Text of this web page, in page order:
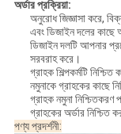
অর্ডার প্রক্রিয়া:
অনুরোধ জিজ্ঞাসা করে,
এবং ডিজাইন দলের কাছে
ডিজাইন দলটি আপনার
সরবরাহ করে।
গ্রাহক শিল্পকর্মটি
নমুনাকে গ্রাহকের কাছে
গ্রাহক নমুনা নিশ্চিতকরণ
গ্রাহকের অর্ডার নিশ্চিত
পণ্য প্রদর্শনী: